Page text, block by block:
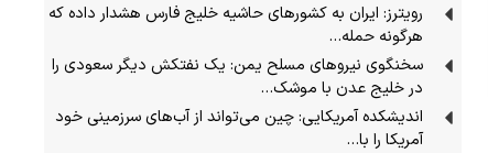
رویترز: ایران به کشورهای حاشیه خلیج فارس هشدار داده که
هرگونه حمله…
سخنگوی نیرو‌های مسلح یمن: یک نفتکش دیگر سعودی را
در خلیج عدن با موشک…
اندیشکده آمریکایی: چین می‌تواند از آب‌های سرزمینی خود
آمریکا را با…